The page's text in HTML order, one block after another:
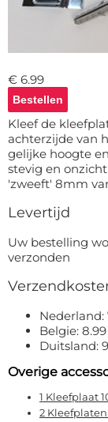
Deurmat
WhatsApp
€ 6.99
Kleef de
achterzijde van
gelijke hoogte
stevig en
'zweeft' 8mm
Levertijd
Uw bestelling
verzonden
Nederland:
Belgie: 8.99
Duitsland:
Overige
1 Kleefplaat
2 Kleefplaten